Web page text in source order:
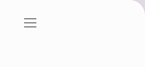
Gizlilik Politikası
menüyü